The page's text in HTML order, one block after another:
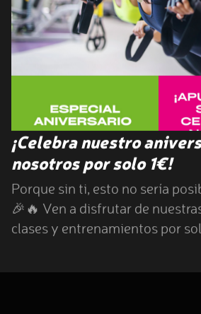
ÉNERGIE
CANTOS
Av. de los Labradores, 1, Planta 1º, Local
INSCRÍBETE
¡Celebra nuestro
nosotros por solo 1€!
Porque sin ti, esto no sería
🎉🔥 Ven a disfrutar de
clases y entrenamientos por